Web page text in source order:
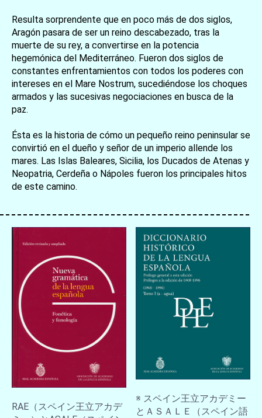
Resulta sorprendente que en poco más de dos siglos,
Aragón pasara de ser un reino descabezado, tras la
muerte de su rey, a convertirse en la potencia
hegemónica del Mediterráneo. Fueron dos siglos de
constantes enfrentamientos con todos los poderes con
intereses en el Mare Nostrum, sucediéndose los choques
armados y las sucesivas negociaciones en busca de la
paz.
Ésta es la historia de cómo un pequeño reino peninsular se
convirtió en el dueño y señor de un imperio allende los
mares. Las Islas Baleares, Sicilia, los Ducados de Atenas y
Neopatria, Cerdeña o Nápoles fueron los principales hitos
de este camino.
RAE（スペイン王立アカデ
※ スペイン王立アカデミー
とＡＳＡＬＥ（スペイン語